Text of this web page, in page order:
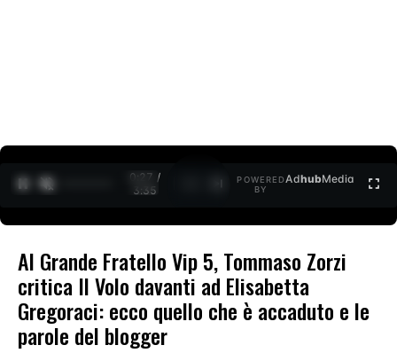
0:27 /
3:35
POWERED
BY
AdhubMedia
Al Grande Fratello Vip 5, Tommaso Zorzi
critica Il Volo davanti ad Elisabetta
Gregoraci: ecco quello che è accaduto e le
parole del blogger